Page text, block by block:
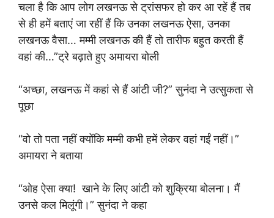
चला है कि आप लोग लखनऊ से ट्रांसफर हो कर आ रहें हैं तब
से ही हमें बताएं जा रहीं हैं कि उनका लखनऊ ऐसा, उनका
लखनऊ वैसा… मम्मी लखनऊ की हैं तो तारीफ बहुत करती हैं
वहां की…”ट्रे बढ़ाते हुए अमायरा बोली
“अच्छा, लखनऊ में कहां से हैं आंटी जी?” सुनंदा ने उत्सुकता से
पूछा
“वो तो पता नहीं क्योंकि मम्मी कभी हमें लेकर वहां गईं नहीं।”
अमायरा ने बताया
“ओह ऐसा क्या! खाने के लिए आंटी को शुक्रिया बोलना। मैं
उनसे कल‌ मिलूंगी।” सुनंदा ने कहा